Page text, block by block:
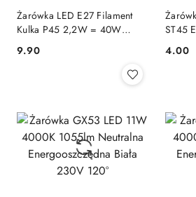
Żarówka LED E27 Filament
Kulka P45 2,2W = 40W
470lm Klasa A Ciepła 2700K
Cena:
9.90
ST45
Cena:
4.00